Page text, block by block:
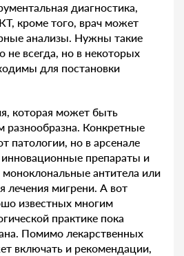
диагностика,
кроме того, врач может
анализы. Нужны такие
не всегда, но в некоторых
для постановки
которая может быть
разнообразна. Конкретные
патологии, но в арсенале
инновационные препараты и
антитела или
лечения мигрени. А вот
известных многим
практике пока
Помимо лекарственных
включать и рекомендации,